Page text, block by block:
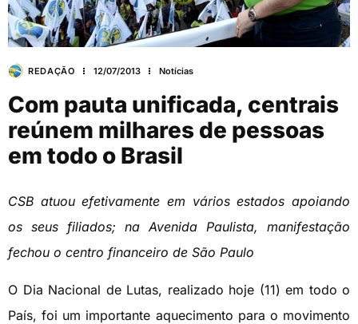
REDAÇÃO 12/07/2013 Notícias
Com pauta unificada, centrais
reúnem milhares de pessoas
em todo o Brasil
CSB atuou efetivamente em vários estados apoiando
os seus filiados; na Avenida Paulista, manifestação
fechou o centro financeiro de São Paulo
O Dia Nacional de Lutas, realizado hoje (11) em todo o
País, foi um importante aquecimento para o movimento